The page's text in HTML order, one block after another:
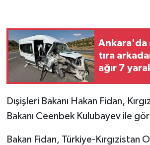
Ankara'da
tıra
ağır 7
Dışişleri Bakanı Hakan Fidan,
Bakanı Ceenbek Kulubayev ile
Bakan Fidan, Türkiye-Kırgızistan
Gayrimenkul
GENEL
GÜNDEM